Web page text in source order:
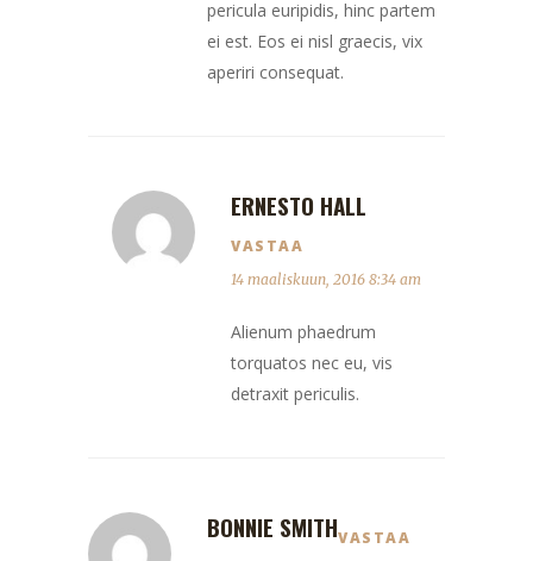
pericula euripidis, hinc partem
ei est. Eos ei nisl graecis, vix
aperiri consequat.
ERNESTO HALL
VASTAA
14 maaliskuun, 2016 8:34 am
Alienum phaedrum
torquatos nec eu, vis
detraxit periculis.
BONNIE SMITHVASTAA